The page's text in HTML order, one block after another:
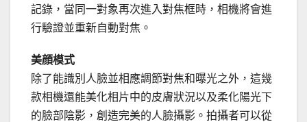
記錄，當同一對象再次進入對焦框時，相機將會進
行驗證並重新自動對焦。
美顔模式
除了能識別人臉並相應調節對焦和曝光之外，這幾
款相機還能美化相片中的皮膚狀況以及柔化陽光下
的臉部陰影，創造完美的人臉攝影。拍攝者可以從